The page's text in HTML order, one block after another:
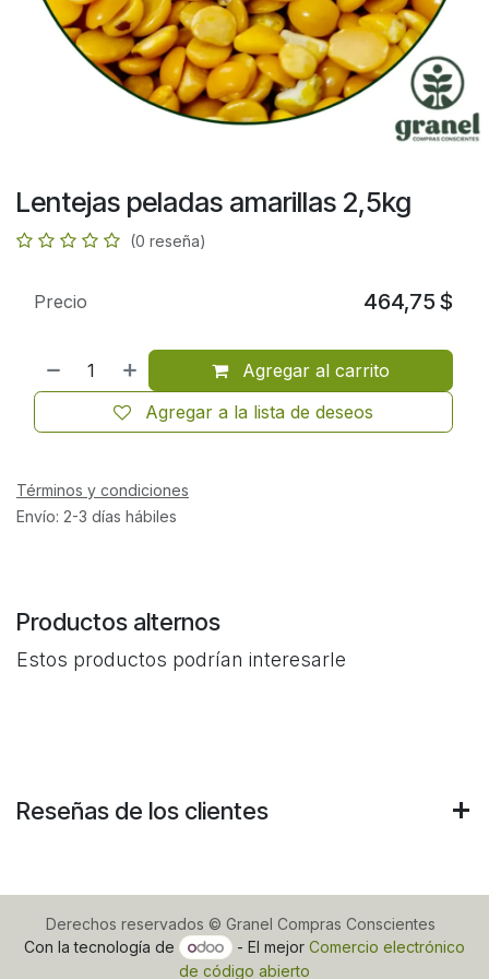
Lentejas peladas amarillas 2,5kg
(0 reseña)
Agregar al carrito
Agregar a la lista de deseos
Precio 464,75 $
Términos y condiciones
Envío: 2-3 días hábiles
Productos alternos
Estos productos podrían interesarle
Reseñas de los clientes
Derechos reservados © Granel Compras Conscientes
Con la tecnología de
- El mejor Comercio electrónico
de código abierto